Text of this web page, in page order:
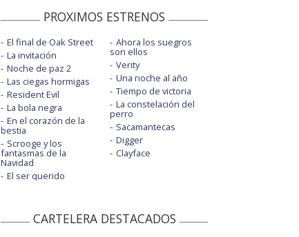
PROXIMOS ESTRENOS
El final de Oak Street
La invitación
Noche de paz 2
Las ciegas hormigas
Resident Evil
La bola negra
En el corazón de la
bestia
Scrooge y los
fantasmas de la
Navidad
El ser querido
Ahora los suegros
son ellos
Verity
Una noche al año
Tiempo de victoria
La constelación del
perro
Sacamantecas
Digger
Clayface
CARTELERA DESTACADOS